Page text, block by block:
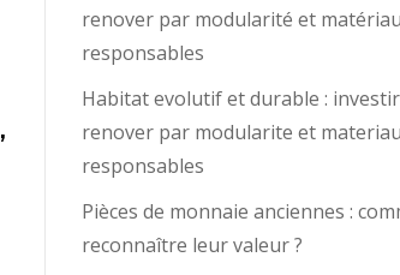
renover par modularité et
responsables
Habitat evolutif et durable :
renover par modularite et
responsables
Pièces de monnaie anciennes :
reconnaître leur valeur ?